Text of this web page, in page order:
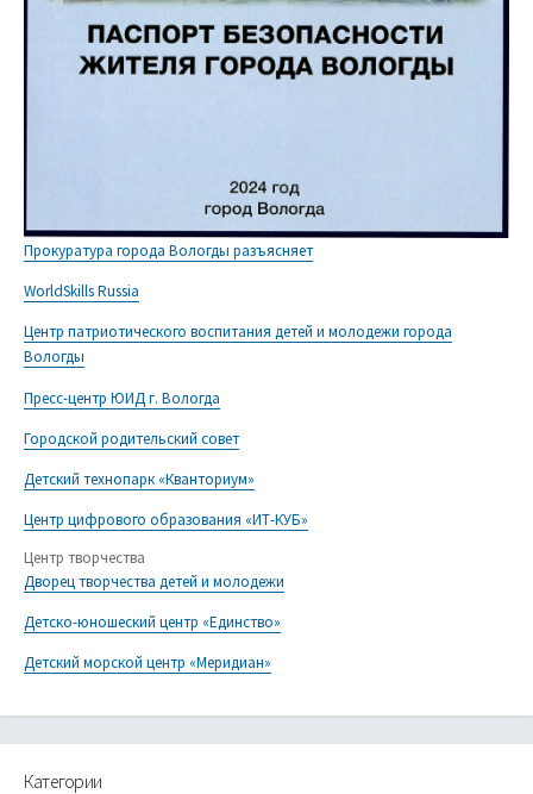
Прокуратура города Вологды разъясняет
WorldSkills Russia
Центр патриотического воспитания детей и молодежи города
Вологды
Пресс-центр ЮИД г. Вологда
Городской родительский совет
Детский технопарк «Кванториум»
Центр цифрового образования «ИТ-КУБ»
Центр творчества
Дворец творчества детей и молодежи
Детско-юношеский центр «Единство»
Детский морской центр «Меридиан»
Категории